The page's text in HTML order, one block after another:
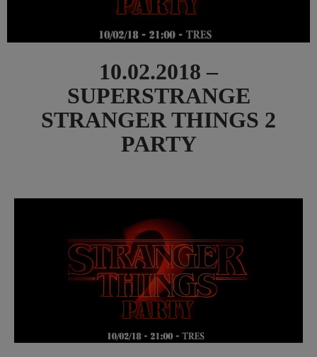
10.02.2018 –
SUPERSTRANGE
STRANGER THINGS 2
PARTY